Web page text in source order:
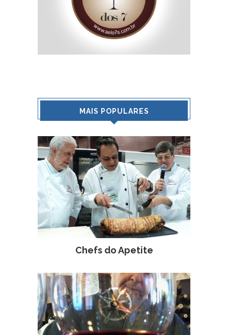
MAIS POPULARES
Chefs do Apetite